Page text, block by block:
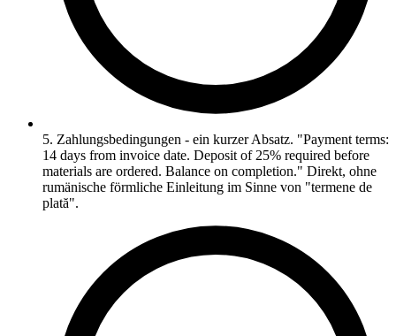
5. Zahlungsbedingungen - ein kurzer Absatz. "Payment terms:
14 days from invoice date. Deposit of 25% required before
materials are ordered. Balance on completion." Direkt, ohne
rumänische förmliche Einleitung im Sinne von "termene de
plată".